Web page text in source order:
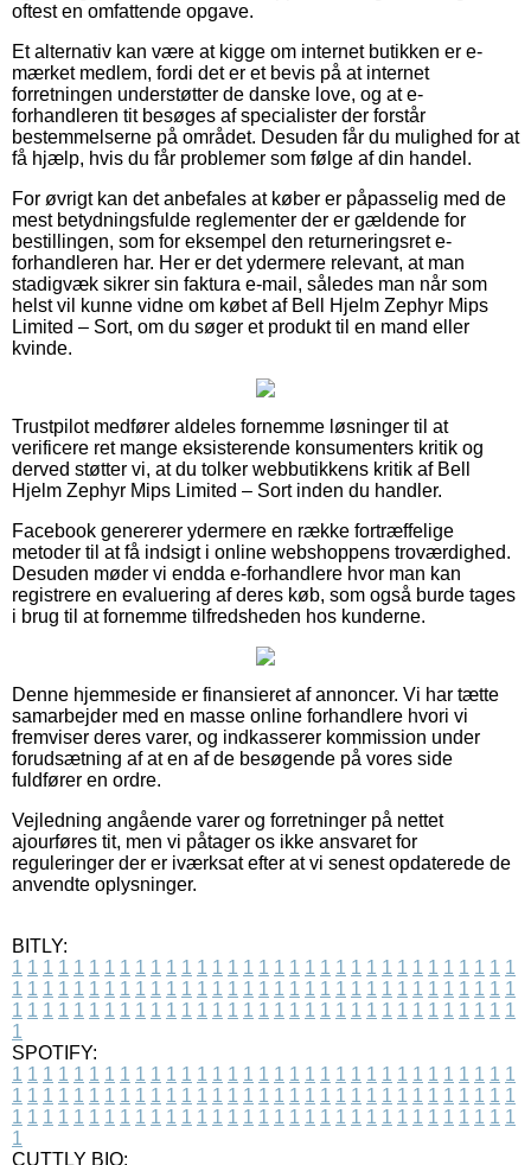
oftest en omfattende opgave.
Et alternativ kan være at kigge om internet butikken er e-
mærket medlem, fordi det er et bevis på at internet
forretningen understøtter de danske love, og at e-
forhandleren tit besøges af specialister der forstår
bestemmelserne på området. Desuden får du mulighed for at
få hjælp, hvis du får problemer som følge af din handel.
For øvrigt kan det anbefales at køber er påpasselig med de
mest betydningsfulde reglementer der er gældende for
bestillingen, som for eksempel den returneringsret e-
forhandleren har. Her er det ydermere relevant, at man
stadigvæk sikrer sin faktura e-mail, således man når som
helst vil kunne vidne om købet af Bell Hjelm Zephyr Mips
Limited – Sort, om du søger et produkt til en mand eller
kvinde.
Trustpilot medfører aldeles fornemme løsninger til at
verificere ret mange eksisterende konsumenters kritik og
derved støtter vi, at du tolker webbutikkens kritik af Bell
Hjelm Zephyr Mips Limited – Sort inden du handler.
Facebook genererer ydermere en række fortræffelige
metoder til at få indsigt i online webshoppens troværdighed.
Desuden møder vi endda e-forhandlere hvor man kan
registrere en evaluering af deres køb, som også burde tages
i brug til at fornemme tilfredsheden hos kunderne.
Denne hjemmeside er finansieret af annoncer. Vi har tætte
samarbejder med en masse online forhandlere hvori vi
fremviser deres varer, og indkasserer kommission under
forudsætning af at en af de besøgende på vores side
fuldfører en ordre.
Vejledning angående varer og forretninger på nettet
ajourføres tit, men vi påtager os ikke ansvaret for
reguleringer der er iværksat efter at vi senest opdaterede de
anvendte oplysninger.
BITLY:
1 1 1 1 1 1 1 1 1 1 1 1 1 1 1 1 1 1 1 1 1 1 1 1 1 1 1 1 1 1 1 1 1
1 1 1 1 1 1 1 1 1 1 1 1 1 1 1 1 1 1 1 1 1 1 1 1 1 1 1 1 1 1 1 1 1
1 1 1 1 1 1 1 1 1 1 1 1 1 1 1 1 1 1 1 1 1 1 1 1 1 1 1 1 1 1 1 1 1
1
SPOTIFY:
1 1 1 1 1 1 1 1 1 1 1 1 1 1 1 1 1 1 1 1 1 1 1 1 1 1 1 1 1 1 1 1 1
1 1 1 1 1 1 1 1 1 1 1 1 1 1 1 1 1 1 1 1 1 1 1 1 1 1 1 1 1 1 1 1 1
1 1 1 1 1 1 1 1 1 1 1 1 1 1 1 1 1 1 1 1 1 1 1 1 1 1 1 1 1 1 1 1 1
1
CUTTLY BIO: